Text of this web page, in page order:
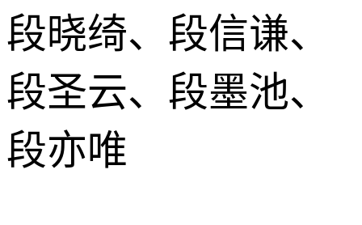
段晓绮、段信谦、
段圣云、段墨池、
段亦唯